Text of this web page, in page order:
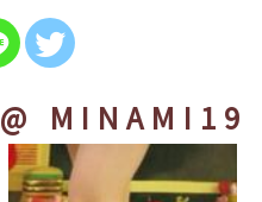
@ MINAMI19